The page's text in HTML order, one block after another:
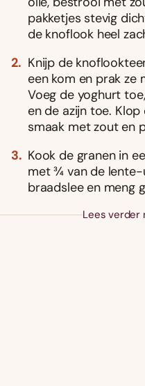
pakketjes stevig
de knoflook heel
Knijp de
een kom en prak ze
Voeg de yoghurt
en de azijn toe.
smaak met zout en
Kook de granen in
met ¾ van de lente-
braadslee en meng
Lees verder